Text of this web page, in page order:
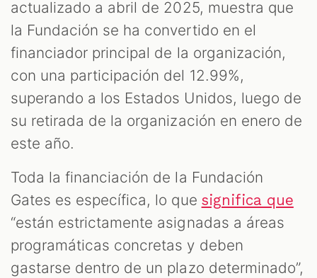
actualizado a abril de 2025, muestra que
la Fundación se ha convertido en el
financiador principal de la organización,
con una participación del 12.99%,
superando a los Estados Unidos, luego de
su retirada de la organización en enero de
este año.
Toda la financiación de la Fundación
Gates es específica, lo que significa que
“están estrictamente asignadas a áreas
programáticas concretas y deben
gastarse dentro de un plazo determinado”,